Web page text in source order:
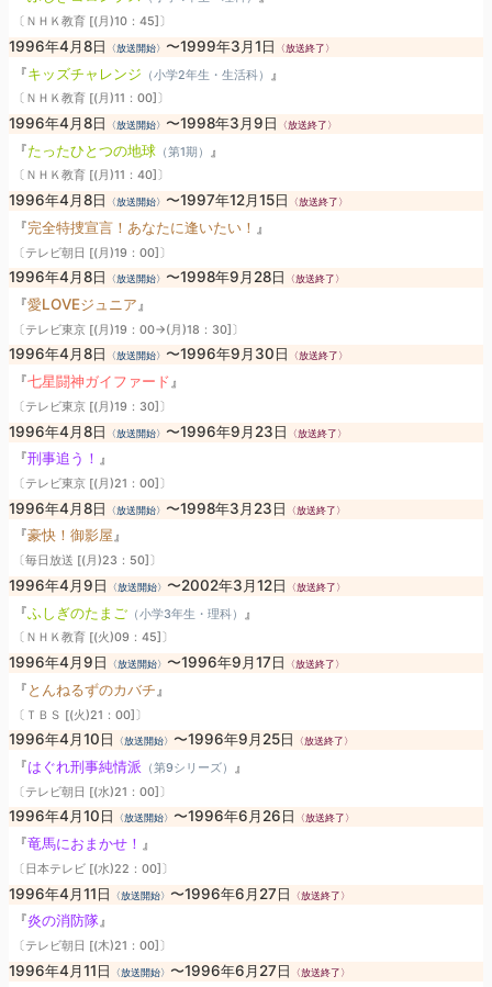
〔ＮＨＫ教育 [(月)10：45]〕
1996年4月8日 〈放送開始〉 〜1999年3月1日 〈放送終了〉
『キッズチャレンジ （小学2年生・生活科） 』
〔ＮＨＫ教育 [(月)11：00]〕
1996年4月8日 〈放送開始〉 〜1998年3月9日 〈放送終了〉
『たったひとつの地球 （第1期） 』
〔ＮＨＫ教育 [(月)11：40]〕
1996年4月8日 〈放送開始〉 〜1997年12月15日 〈放送終了〉
『完全特捜宣言！あなたに逢いたい！ 』
〔テレビ朝日 [(月)19：00]〕
1996年4月8日 〈放送開始〉 〜1998年9月28日 〈放送終了〉
『愛LOVEジュニア 』
〔テレビ東京 [(月)19：00→(月)18：30]〕
1996年4月8日 〈放送開始〉 〜1996年9月30日 〈放送終了〉
『七星闘神ガイファード 』
〔テレビ東京 [(月)19：30]〕
1996年4月8日 〈放送開始〉 〜1996年9月23日 〈放送終了〉
『刑事追う！ 』
〔テレビ東京 [(月)21：00]〕
1996年4月8日 〈放送開始〉 〜1998年3月23日 〈放送終了〉
『豪快！御影屋』
〔毎日放送 [(月)23：50]〕
1996年4月9日 〈放送開始〉 〜2002年3月12日 〈放送終了〉
『ふしぎのたまご （小学3年生・理科） 』
〔ＮＨＫ教育 [(火)09：45]〕
1996年4月9日 〈放送開始〉 〜1996年9月17日 〈放送終了〉
『とんねるずのカバチ 』
〔ＴＢＳ [(火)21：00]〕
1996年4月10日 〈放送開始〉 〜1996年9月25日 〈放送終了〉
『はぐれ刑事純情派 （第9シリーズ） 』
〔テレビ朝日 [(水)21：00]〕
1996年4月10日 〈放送開始〉 〜1996年6月26日 〈放送終了〉
『竜馬におまかせ！ 』
〔日本テレビ [(水)22：00]〕
1996年4月11日 〈放送開始〉 〜1996年6月27日 〈放送終了〉
『炎の消防隊』
〔テレビ朝日 [(木)21：00]〕
1996年4月11日 〈放送開始〉 〜1996年6月27日 〈放送終了〉